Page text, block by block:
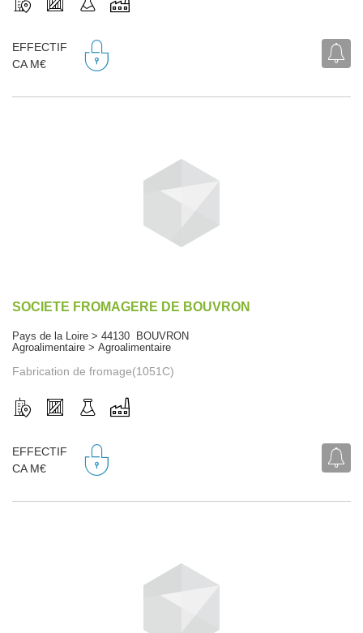
EFFECTIF
CA M€
SOCIETE FROMAGERE DE BOUVRON
Pays de la Loire > 44130 BOUVRON
Agroalimentaire > Agroalimentaire
Fabrication de fromage(1051C)
EFFECTIF
CA M€